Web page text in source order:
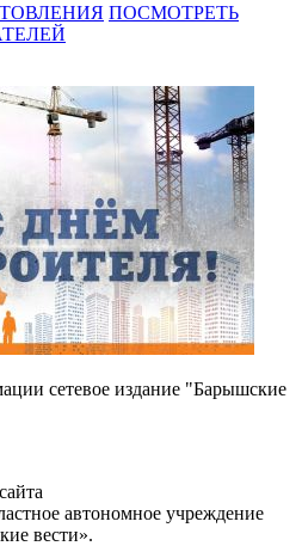
ПОСМОТРЕТЬ
сетевое издание "Барышские
автономное учреждение
вести».